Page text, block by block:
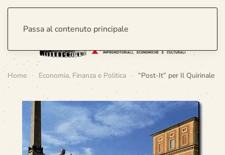
Passa al contenuto principale
Home Economia, Finanza e Politica “Post-It” per Il Quirinale